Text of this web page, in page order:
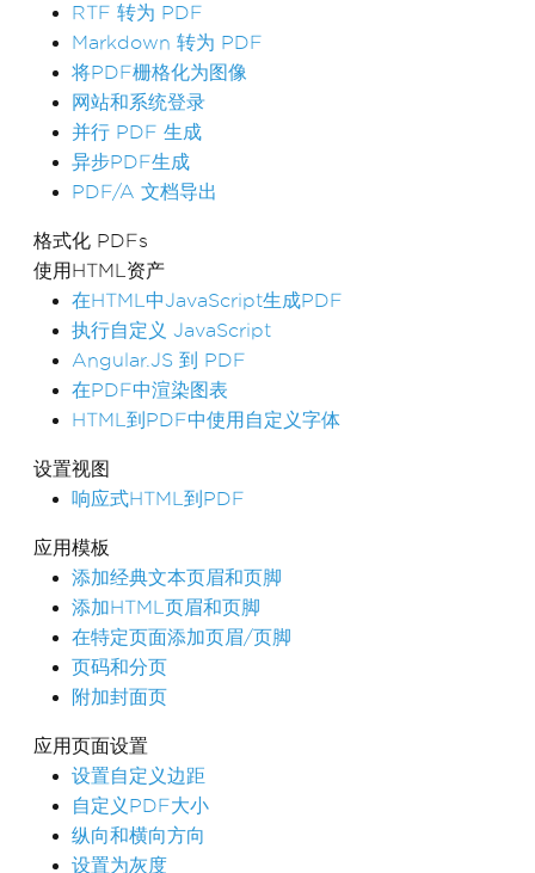
RTF 转为 PDF
Markdown 转为 PDF
将PDF栅格化为图像
网站和系统登录
并行 PDF 生成
异步PDF生成
PDF/A 文档导出
格式化 PDFs
使用HTML资产
在HTML中JavaScript生成PDF
执行自定义 JavaScript
Angular.JS 到 PDF
在PDF中渲染图表
HTML到PDF中使用自定义字体
设置视图
响应式HTML到PDF
应用模板
添加经典文本页眉和页脚
添加HTML页眉和页脚
在特定页面添加页眉/页脚
页码和分页
附加封面页
应用页面设置
设置自定义边距
自定义PDF大小
纵向和横向方向
设置为灰度